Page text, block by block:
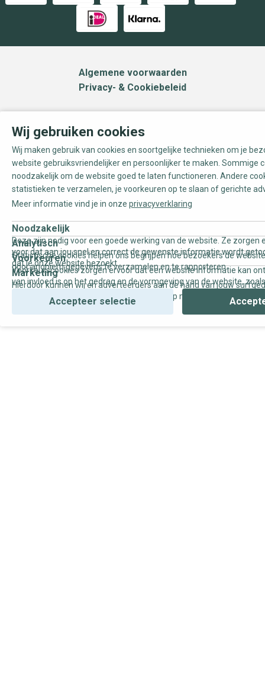
Algemene voorwaarden
Privacy- & Cookiebeleid
Wij gebruiken cookies
Wij maken gebruik van cookies en soortgelijke technieken om je
website gebruiksvriendelijker en persoonlijker te maken. Sommige
noodzakelijk om de website goed te laten functioneren. Andere
statistieken te verzamelen, je voorkeuren op te slaan of gerichte
Meer informatie vind je in onze privacyverklaring
Noodzakelijk
Deze zijn nodig voor een goede werking van de website. Ze zorgen
voor dat aan jou snel en correct de gewenste informatie wordt
dat je onze website bezoekt.
Analytisch
Statistische cookies helpen ons begrijpen hoe bezoekers de
door anoniem gegevens te verzamelen en te rapporteren.
Voorkeuren
Voorkeurscookies zorgen ervoor dat een website informatie kan
van invloed is op het gedrag en de vormgeving van de website,
Marketing
Hierdoor kunnen wij en adverteerders aan de hand van jouw
gepersonaliseerde online advertenties en op maat gemaakte
Accepteer selectie